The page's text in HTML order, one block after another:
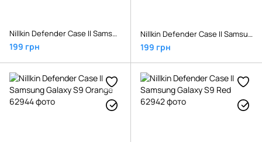
Nillkin Defender Case II Samsung Galaxy S9 Black
199 грн
Nillkin Defender Case II Samsung Galaxy S9 Green
199 грн